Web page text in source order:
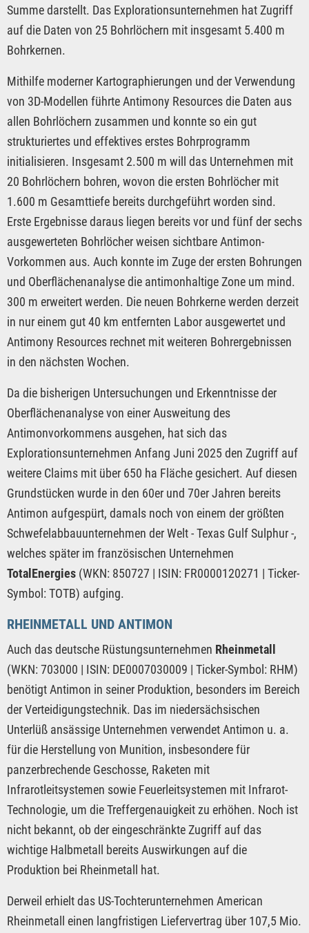
Summe darstellt. Das Explorationsunternehmen hat Zugriff
auf die Daten von 25 Bohrlöchern mit insgesamt 5.400 m
Bohrkernen.
Mithilfe moderner Kartographierungen und der Verwendung
von 3D-Modellen führte Antimony Resources die Daten aus
allen Bohrlöchern zusammen und konnte so ein gut
strukturiertes und effektives erstes Bohrprogramm
initialisieren. Insgesamt 2.500 m will das Unternehmen mit
20 Bohrlöchern bohren, wovon die ersten Bohrlöcher mit
1.600 m Gesamttiefe bereits durchgeführt worden sind.
Erste Ergebnisse daraus liegen bereits vor und fünf der sechs
ausgewerteten Bohrlöcher weisen sichtbare Antimon-
Vorkommen aus. Auch konnte im Zuge der ersten Bohrungen
und Oberflächenanalyse die antimonhaltige Zone um mind.
300 m erweitert werden. Die neuen Bohrkerne werden derzeit
in nur einem gut 40 km entfernten Labor ausgewertet und
Antimony Resources rechnet mit weiteren Bohrergebnissen
in den nächsten Wochen.
Da die bisherigen Untersuchungen und Erkenntnisse der
Oberflächenanalyse von einer Ausweitung des
Antimonvorkommens ausgehen, hat sich das
Explorationsunternehmen Anfang Juni 2025 den Zugriff auf
weitere Claims mit über 650 ha Fläche gesichert. Auf diesen
Grundstücken wurde in den 60er und 70er Jahren bereits
Antimon aufgespürt, damals noch von einem der größten
Schwefelabbauunternehmen der Welt - Texas Gulf Sulphur -,
welches später im französischen Unternehmen
TotalEnergies (WKN: 850727 | ISIN: FR0000120271 | Ticker-
Symbol: TOTB) aufging.
RHEINMETALL UND ANTIMON
Auch das deutsche Rüstungsunternehmen Rheinmetall
(WKN: 703000 | ISIN: DE0007030009 | Ticker-Symbol: RHM)
benötigt Antimon in seiner Produktion, besonders im Bereich
der Verteidigungstechnik. Das im niedersächsischen
Unterlüß ansässige Unternehmen verwendet Antimon u. a.
für die Herstellung von Munition, insbesondere für
panzerbrechende Geschosse, Raketen mit
Infrarotleitsystemen sowie Feuerleitsystemen mit Infrarot-
Technologie, um die Treffergenauigkeit zu erhöhen. Noch ist
nicht bekannt, ob der eingeschränkte Zugriff auf das
wichtige Halbmetall bereits Auswirkungen auf die
Produktion bei Rheinmetall hat.
Derweil erhielt das US-Tochterunternehmen American
Rheinmetall einen langfristigen Liefervertrag über 107,5 Mio.